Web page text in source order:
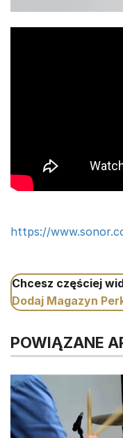
https://
Chcesz częściej
Dodaj Magazyn
POWIĄZANE